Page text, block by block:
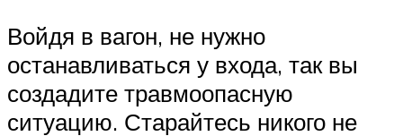
Войдя в вагон, не нужно
останавливаться у входа, так вы
создадите травмоопасную
ситуацию. Старайтесь никого не